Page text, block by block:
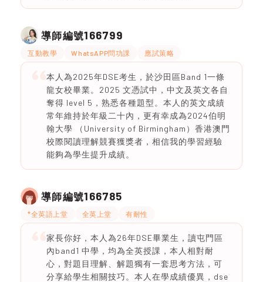
導師編號166799
互動教學 WhatsAPP問功課 應試策略
本人為2025年DSE考生，於沙田區Band 1一條
龍女校畢業。2025 文憑試中，中文及英文各自
奪得 level 5，熟悉各種題型。本人的英文成績
常年維持於年級二十內，更有幸成為2024伯明
翰大學 （University of Birmingham）香港澳門
校際閱讀理解競賽獲獎者，相信我的學習經驗
能夠為學生提升成績。
導師編號166785
*全英語上堂 全英上堂 有耐性
家長你好，本人為26年DSE畢業生，讀屯門區
內band1 中學，均為全英授課，本人相對耐
心，對題目理解、解題獨有一套思考方法，可
分享給學生相關技巧。本人在學成績優異，dse